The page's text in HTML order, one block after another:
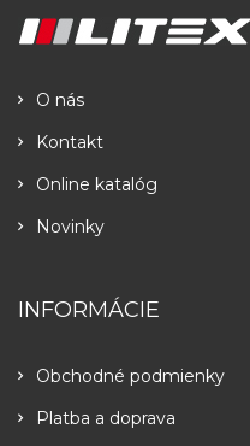
O nás
Kontakt
Online katalóg
Novinky
INFORMÁCIE
Obchodné podmienky
Platba a doprava